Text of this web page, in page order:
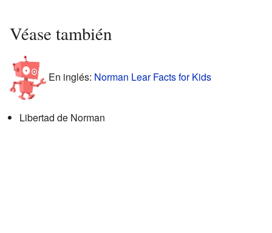
Véase también
En inglés: Norman Lear Facts for Kids
Libertad de Norman